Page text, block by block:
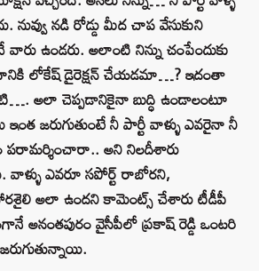
నువ్వు నడి రోడ్డు మీద చాప వేసుకుని
ఉండరు. అలాంటి నిన్ను చంపేందుకు
లోకేష్ డైరెక్షన్ చేయడమా…? ఇదంతా
అలా చెప్పడానికైనా బుద్ధి ఉండాలంటూ
జరుగుతుంటే నీ పార్టీ వాళ్ళు ఎవరైనా నీ
అని నిలదీశారు
వాళ్ళు ఎవరూ సపోర్ట్‌ రాబోరని,
అలా ఉందని కామెంట్స్ చేశారు టీడీపీ
అనంతపురం వైసీపీలో ప్రకాష్ రెడ్డి ఒంటరి